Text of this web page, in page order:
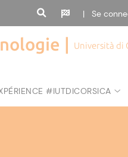
| Se
| Università di
#IUTDICORSICA